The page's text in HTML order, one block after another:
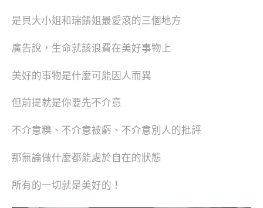
是貝大小姐和瑞餚姐最愛滾的三個地方
廣告說，生命就該浪費在美好事物上
美好的事物是什麼可能因人而異
但前提就是你要先不介意
不介意糗、不介意被虧、不介意別人的批評
那無論做什麼都能處於自在的狀態
所有的一切就是美好的！